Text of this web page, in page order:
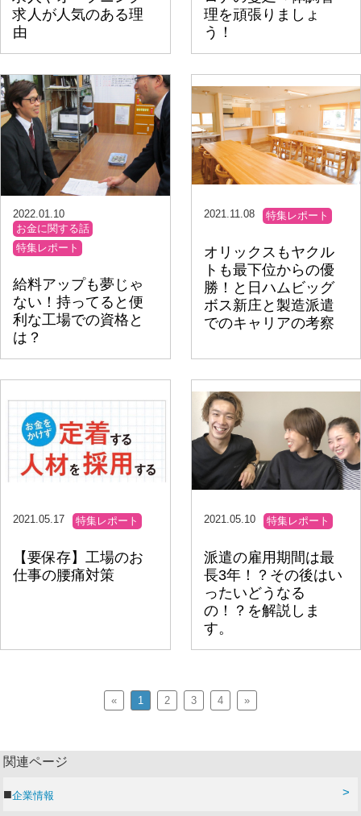
求人が人気のある理
由
理を頑張りましょ
う！
2022.01.10
お金に関する話
特集レポート
給料アップも夢じゃ
ない！持ってると便
利な工場での資格と
は？
2021.11.08 特集レポート
オリックスもヤクル
トも最下位からの優
勝！と日ハムビッグ
ボス新庄と製造派遣
でのキャリアの考察
2021.05.17 特集レポート
【要保存】工場のお
仕事の腰痛対策
2021.05.10 特集レポート
派遣の雇用期間は最
長3年！？その後はい
ったいどうなる
の！？を解説しま
す。
« 1 2 3 4 »
関連ページ
企業情報